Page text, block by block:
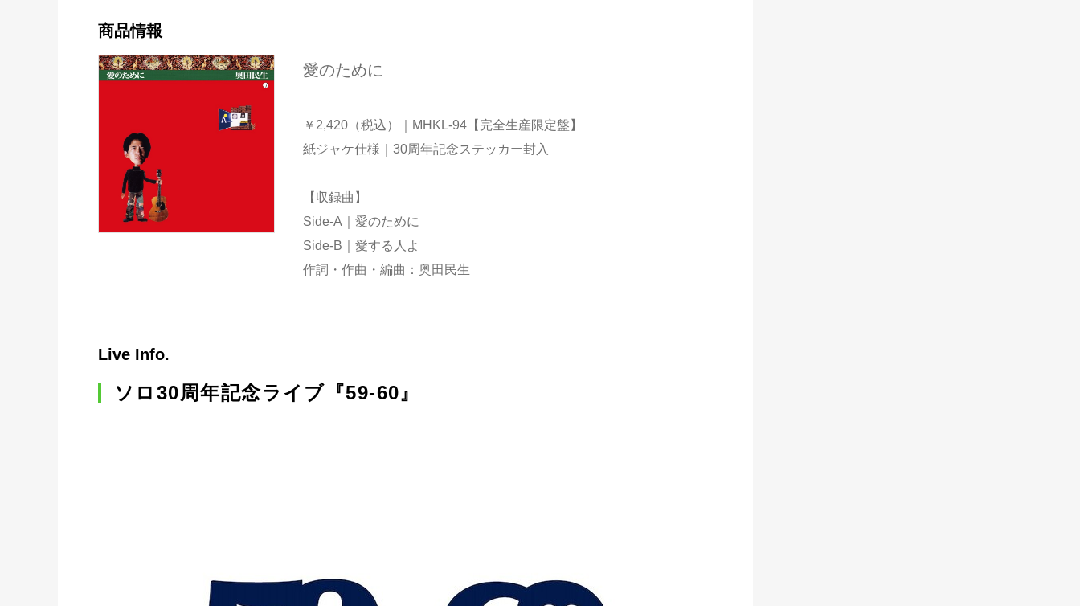
商品情報
愛のために
￥2,420（税込）｜MHKL-94【完全生産限定盤】
紙ジャケ仕様｜30周年記念ステッカー封入
【収録曲】
Side-A｜愛のために
Side-B｜愛する人よ
作詞・作曲・編曲：奥田民生
Live Info.
ソロ30周年記念ライブ『59-60』